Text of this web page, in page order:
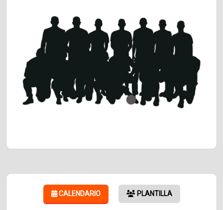
CALENDARIO PLANTILLA